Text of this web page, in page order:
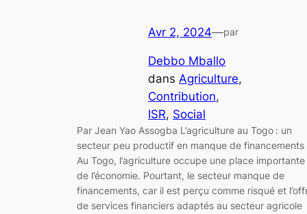
Avr 2, 2024—par
Debbo Mballo
dans Agriculture
Contribution
ISR, Social
Par Jean Yao Assogba L’agriculture au Togo : un
secteur peu productif en manque de financements
Au Togo, l’agriculture occupe une place importante
de l’économie. Pourtant, le secteur manque de
financements, car il est perçu comme risqué et
de services financiers adaptés au secteur agricole